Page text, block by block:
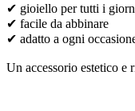
✔ gioiello per tutti i
✔ facile da abbinare
✔ adatto a ogni
Un accessorio estetico e